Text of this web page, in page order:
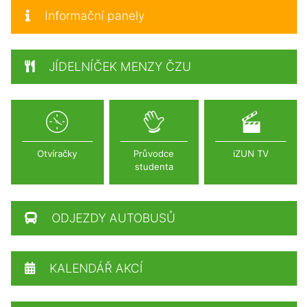
Informační panely
JÍDELNÍČEK MENZY ČZU
Otvíračky
Průvodce
studenta
iZUN TV
ODJEZDY AUTOBUSŮ
KALENDÁŘ AKCÍ